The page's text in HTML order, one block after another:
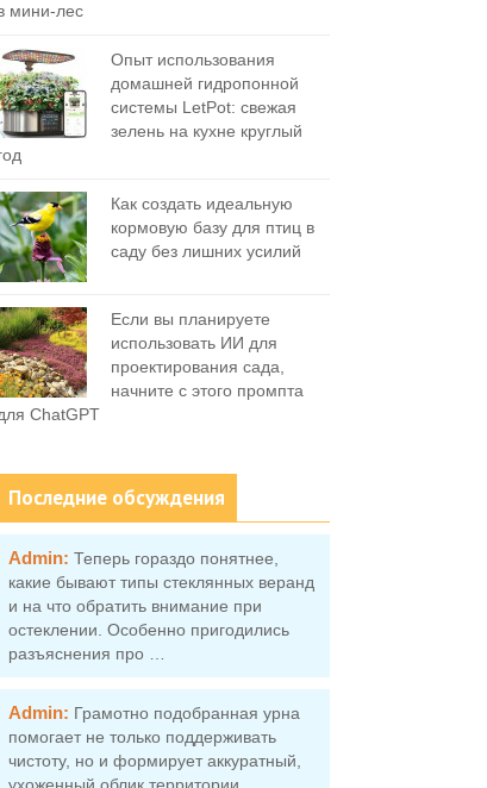
мини-лес
Опыт использования
домашней гидропонной
системы LetPot: свежая
зелень на кухне круглый
Как создать идеальную
кормовую базу для птиц в
саду без лишних усилий
Если вы планируете
использовать ИИ для
проектирования сада,
начните с этого промпта
ChatGPT
Последние обсуждения
Admin: Теперь гораздо понятнее,
какие бывают типы стеклянных веранд
и на что обратить внимание при
остеклении. Особенно пригодились
разъяснения про …
Admin: Грамотно подобранная урна
помогает не только поддерживать
чистоту, но и формирует аккуратный,